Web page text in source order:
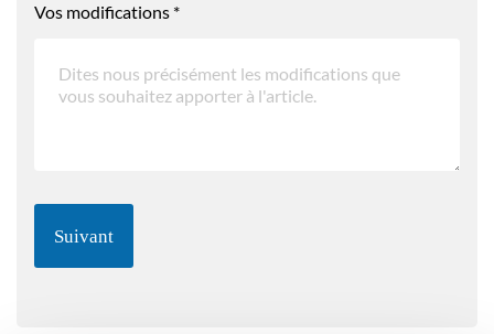
Vos modifications *
Suivant